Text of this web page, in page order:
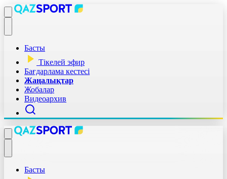
Басты
Тікелей эфир
Бағдарлама кестесі
Жаңалықтар
Жобалар
Видеоархив
Басты